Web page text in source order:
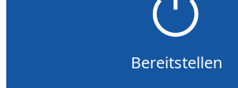
Bereitstellen